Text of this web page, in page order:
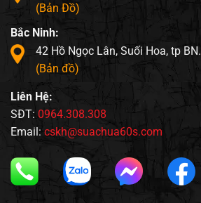
(Bản Đồ)
Bắc Ninh:
42 Hồ Ngọc Lân, Suối Hoa, tp BN.
(Bản đồ)
Liên Hệ:
SĐT: 0964.308.308
Email: cskh@suachua60s.com